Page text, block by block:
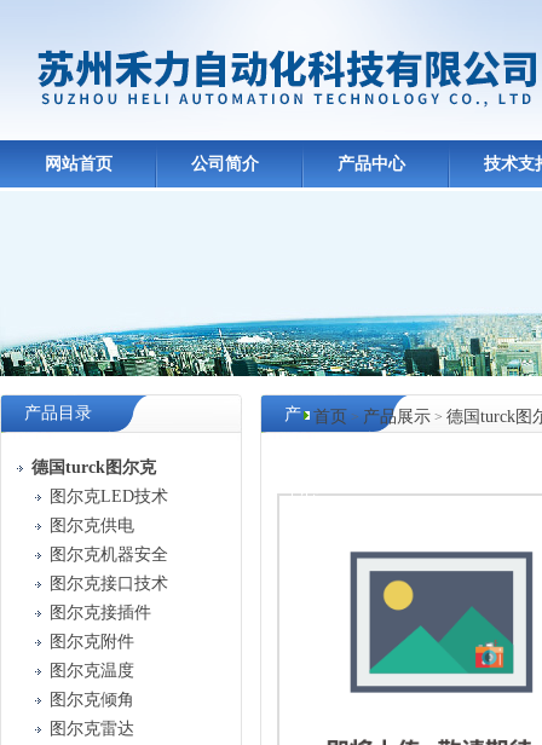
网站首页 公司简介 产品中心 技术支
产品目录
德国turck图尔克
图尔克LED技术
图尔克供电
图尔克机器安全
图尔克接口技术
图尔克接插件
图尔克附件
图尔克温度
图尔克倾角
图尔克雷达
首页 > 产品展示 > 德国turck图
产
中心